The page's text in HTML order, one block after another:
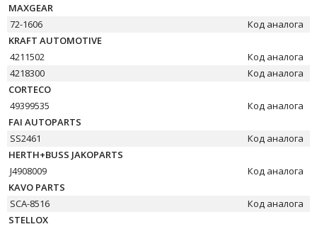
MAXGEAR
72-1606
Код аналога
KRAFT AUTOMOTIVE
4211502
Код аналога
4218300
Код аналога
CORTECO
49399535
Код аналога
FAI AUTOPARTS
SS2461
Код аналога
HERTH+BUSS JAKOPARTS
J4908009
Код аналога
KAVO PARTS
SCA-8516
Код аналога
STELLOX